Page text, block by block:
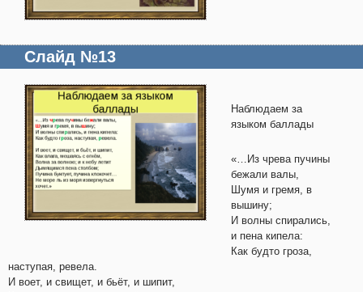
Слайд №13
Наблюдаем за
языком баллады
«…Из чрева пучины
бежали валы,
Шумя и гремя, в
вышину;
И волны спирались,
и пена кипела:
Как будто гроза,
наступая, ревела.
И воет, и свищет, и бьёт, и шипит,